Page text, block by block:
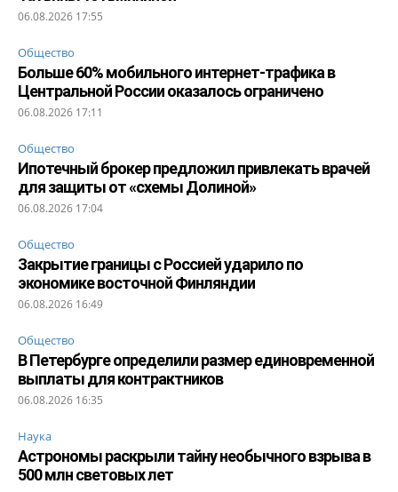
06.08.2026 17:55
Общество
Больше 60% мобильного интернет-трафика в
Центральной России оказалось ограничено
06.08.2026 17:11
Общество
Ипотечный брокер предложил привлекать врачей
для защиты от «схемы Долиной»
06.08.2026 17:04
Общество
Закрытие границы с Россией ударило по
экономике восточной Финляндии
06.08.2026 16:49
Общество
В Петербурге определили размер единовременной
выплаты для контрактников
06.08.2026 16:35
Наука
Астрономы раскрыли тайну необычного взрыва в
500 млн световых лет